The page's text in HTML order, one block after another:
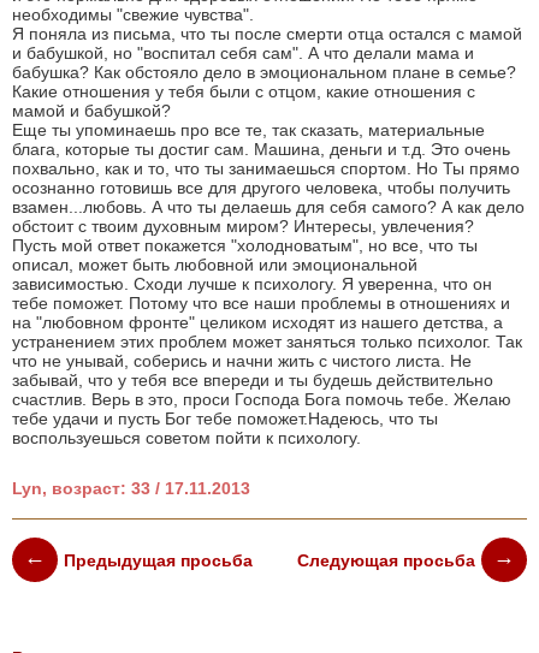
необходимы "свежие чувства".
Я поняла из письма, что ты после смерти отца остался с мамой
и бабушкой, но "воспитал себя сам". А что делали мама и
бабушка? Как обстояло дело в эмоциональном плане в семье?
Какие отношения у тебя были с отцом, какие отношения с
мамой и бабушкой?
Еще ты упоминаешь про все те, так сказать, материальные
блага, которые ты достиг сам. Машина, деньги и т.д. Это очень
похвально, как и то, что ты занимаешься спортом. Но Ты прямо
осознанно готовишь все для другого человека, чтобы получить
взамен...любовь. А что ты делаешь для себя самого? А как дело
обстоит с твоим духовным миром? Интересы, увлечения?
Пусть мой ответ покажется "холодноватым", но все, что ты
описал, может быть любовной или эмоциональной
зависимостью. Сходи лучше к психологу. Я уверенна, что он
тебе поможет. Потому что все наши проблемы в отношениях и
на "любовном фронте" целиком исходят из нашего детства, а
устранением этих проблем может заняться только психолог. Так
что не унывай, соберись и начни жить с чистого листа. Не
забывай, что у тебя все впереди и ты будешь действительно
счастлив. Верь в это, проси Господа Бога помочь тебе. Желаю
тебе удачи и пусть Бог тебе поможет.Надеюсь, что ты
воспользуешься советом пойти к психологу.
Lyn, возраст: 33 / 17.11.2013
Предыдущая просьба Следующая просьба